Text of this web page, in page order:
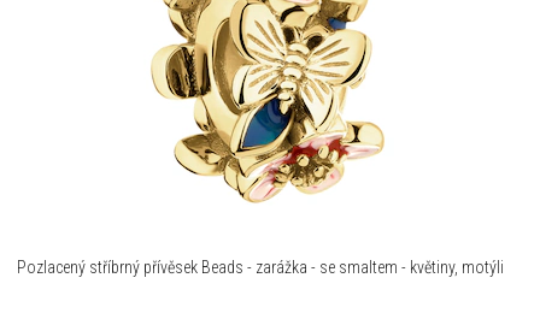
Pozlacený stříbrný přívěsek Beads - zarážka - se smaltem - květiny, motýli